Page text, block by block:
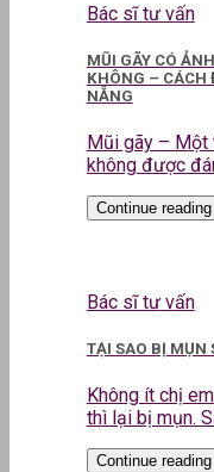
Bác sĩ tư vấn
MŨI GÃY CÓ
KHÔNG – CÁCH
NẴNG
Mũi gãy – Một
không được
Continue reading
Bác sĩ tư vấn
TẠI SAO BỊ MỤN
Không ít chị
thì lại bị mụn.
Continue reading